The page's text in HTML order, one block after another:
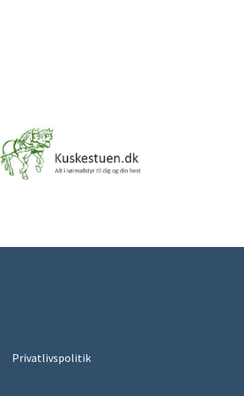
Privatlivspolitik